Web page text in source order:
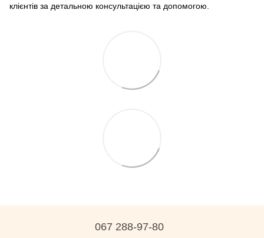
клієнтів за детальною консультацією та допомогою.
067 288-97-80